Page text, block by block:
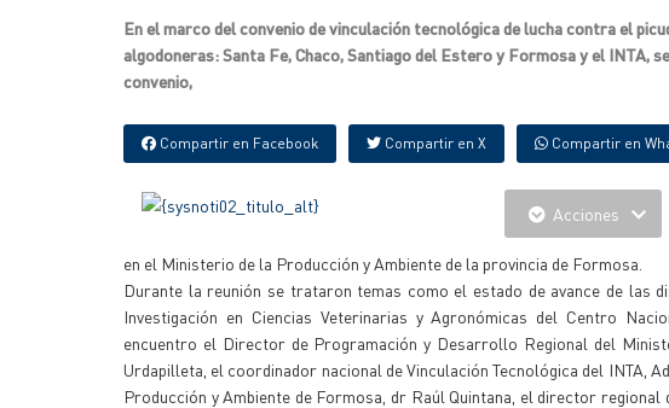
En el marco del convenio de vinculación tecnológica de lucha contra el
algodoneras: Santa Fe, Chaco, Santiago del Estero y Formosa y el INTA,
convenio,
Compartir en Facebook Compartir en X Compartir en
Acciones
en el Ministerio de la Producción y Ambiente de la provincia de Formosa.
Durante la reunión se trataron temas como el estado de avance de las
Investigación en Ciencias Veterinarias y Agronómicas del Centro
encuentro el Director de Programación y Desarrollo Regional del
Urdapilleta, el coordinador nacional de Vinculación Tecnológica del
Producción y Ambiente de Formosa, dr Raúl Quintana, el director